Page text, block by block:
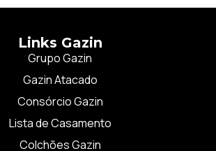
Links Gazin
Grupo Gazin
Gazin Atacado
Consórcio Gazin
Lista de Casamento
Colchões Gazin